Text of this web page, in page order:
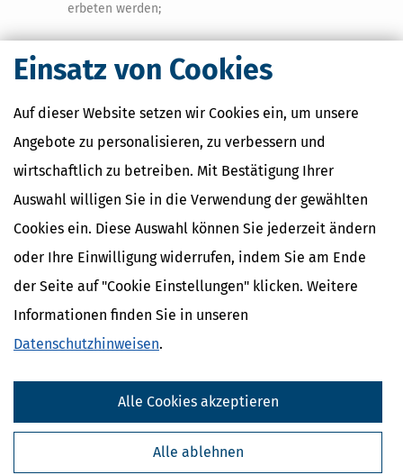
Einsatz von Cookies
Auf dieser Website setzen wir Cookies ein, um unsere
Angebote zu personalisieren, zu verbessern und
wirtschaftlich zu betreiben. Mit Bestätigung Ihrer
Auswahl willigen Sie in die Verwendung der gewählten
Cookies ein. Diese Auswahl können Sie jederzeit ändern
oder Ihre Einwilligung widerrufen, indem Sie am Ende
der Seite auf "Cookie Einstellungen" klicken. Weitere
Informationen finden Sie in unseren
Datenschutzhinweisen.
Alle ablehnen
Alle Cookies akzeptieren
erbeten werden;
gehören.
(4) EineStiftungkann im Jahr ihrer Errichtung und in den drei
Vermögensverwaltung und dieGewinneaus wirtschaftlichen
Geschäftsbetrieben nach§ 14ganz oder teilweise ihrem Vermögen
Ähnliche Themen
Finanzamt & Formalitäten
Erben, Vererben & Schenken
Definition und Erklärung
CO2-Steuer - Was ist das?